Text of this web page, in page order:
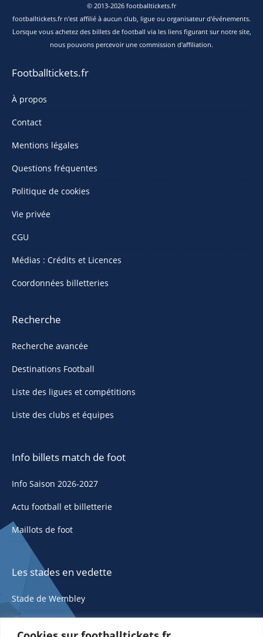
© 2013-2026 footballtickets.fr
footballtickets.fr n'est affilié à aucun club, ligue ou organisateur d'événements.
Lorsque vous achetez des billets de football via les liens figurant sur notre site,
nous pouvons percevoir une commission d'affiliation.
Footballtickets.fr
À propos
Contact
Mentions légales
Questions fréquentes
Politique de cookies
Vie privée
CGU
Médias : Crédits et Licences
Coordonnées billetteries
Recherche
Recherche avancée
Destinations Football
Liste des ligues et compétitions
Liste des clubs et équipes
Info billets match de foot
Info Saison 2026-2027
Actu football et billetterie
Maillots de foot
Les stades en vedette
Stade de Wembley